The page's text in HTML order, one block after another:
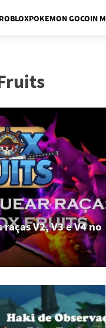
ROBLOXPOKEMON GOCOIN
V2, V3 e V4 no